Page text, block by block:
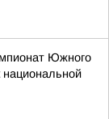
Южного
национальной